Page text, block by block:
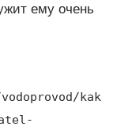
ему очень
kak